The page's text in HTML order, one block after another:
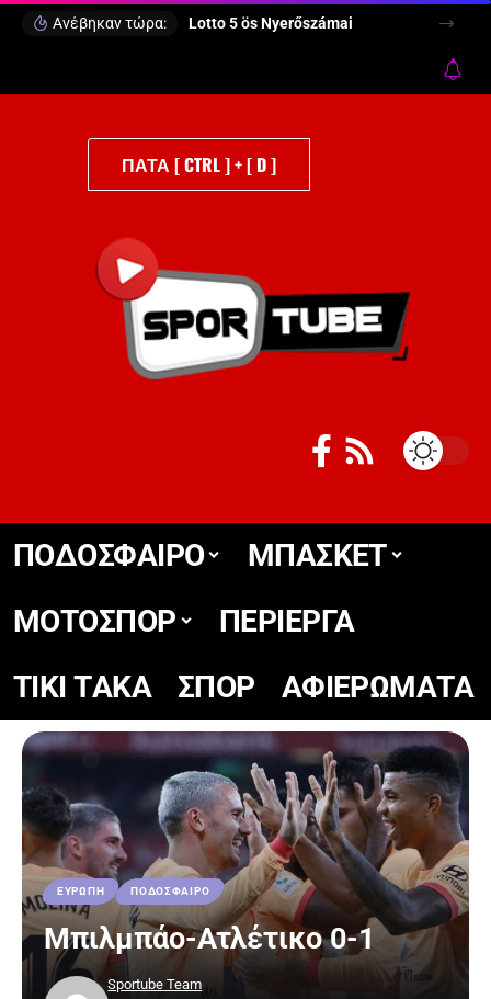
Ανέβηκαν τώρα: Lotto 5 ös Nyerőszámai
ΠΑΤΑ [ CTRL ] + [ D ]
ΠΟΔΟΣΦΑΙΡΟ
ΜΠΑΣΚΕΤ
ΜΟΤΟΣΠΟΡ
ΠΕΡΙΕΡΓΑ
TIKΙ TΑΚΑ
ΣΠΟΡ ΑΦΙΕΡΩΜΑΤΑ
ΕΥΡΩΠΗ ΠΟΔΟΣΦΑΙΡΟ
Μπιλμπάο-Ατλέτικο 0-1
Sportube Team